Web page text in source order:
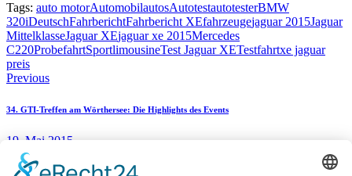
Tags: auto motorAutomobilautosAutotestautotesterBMW
320iDeutschFahrberichtFahrbericht XEfahrzeugejaguar 2015Jaguar
MittelklasseJaguar XEjaguar xe 2015Mercedes
C220ProbefahrtSportlimousineTest Jaguar XETestfahrtxe jaguar
preis
Beitragsnavigation
Previous
34. GTI-Treffen am Wörthersee: Die Highlights des Events
19. Mai 2015
Next